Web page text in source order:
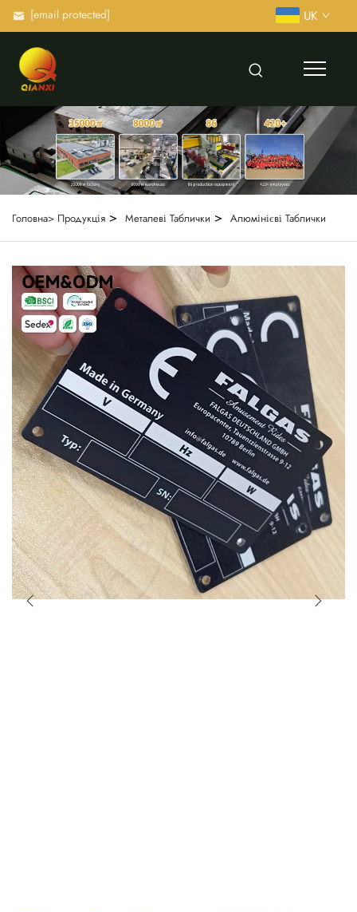
[email protected] UK
Головна> Продукція > Металеві Таблички > Алюмінієві Таблички